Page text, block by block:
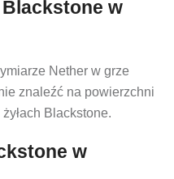
w
Nether w grze
znaleźć na powierzchni
Blackstone.
w